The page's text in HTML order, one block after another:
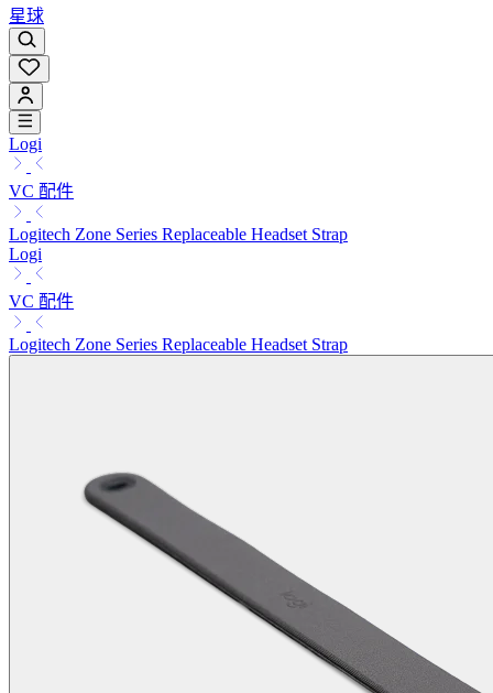
星球
Logi
VC 配件
Logitech Zone Series Replaceable Headset Strap
Logi
VC 配件
Logitech Zone Series Replaceable Headset Strap